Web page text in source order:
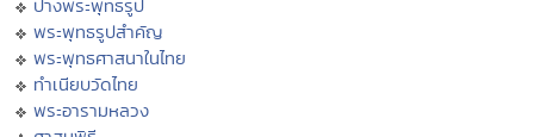
พระพุทธรูปสำคัญ
พระพุทธศาสนาในไทย
ทำเนียบวัดไทย
พระอารามหลวง